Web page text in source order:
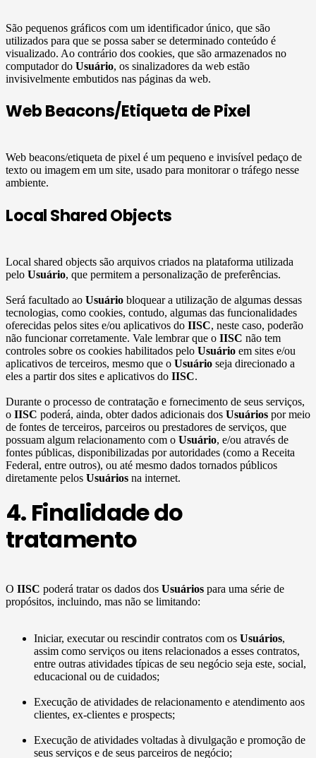
São pequenos gráficos com um identificador único, que são
utilizados para que se possa saber se determinado conteúdo é
visualizado. Ao contrário dos cookies, que são armazenados no
computador do Usuário, os sinalizadores da web estão
invisivelmente embutidos nas páginas da web.
Web Beacons/Etiqueta de Pixel
Web beacons/etiqueta de pixel é um pequeno e invisível pedaço de
texto ou imagem em um site, usado para monitorar o tráfego nesse
ambiente.
Local Shared Objects
Local shared objects são arquivos criados na plataforma utilizada
pelo Usuário, que permitem a personalização de preferências.
Será facultado ao Usuário bloquear a utilização de algumas dessas
tecnologias, como cookies, contudo, algumas das funcionalidades
oferecidas pelos sites e/ou aplicativos do IISC, neste caso, poderão
não funcionar corretamente. Vale lembrar que o IISC não tem
controles sobre os cookies habilitados pelo Usuário em sites e/ou
aplicativos de terceiros, mesmo que o Usuário seja direcionado a
eles a partir dos sites e aplicativos do IISC.
Durante o processo de contratação e fornecimento de seus serviços,
o IISC poderá, ainda, obter dados adicionais dos Usuários por meio
de fontes de terceiros, parceiros ou prestadores de serviços, que
possuam algum relacionamento com o Usuário, e/ou através de
fontes públicas, disponibilizadas por autoridades (como a Receita
Federal, entre outros), ou até mesmo dados tornados públicos
diretamente pelos Usuários na internet.
4. Finalidade do
tratamento
O IISC poderá tratar os dados dos Usuários para uma série de
propósitos, incluindo, mas não se limitando:
Iniciar, executar ou rescindir contratos com os Usuários,
assim como serviços ou itens relacionados a esses contratos,
entre outras atividades típicas de seu negócio seja este, social,
educacional ou de cuidados;
Execução de atividades de relacionamento e atendimento aos
clientes, ex-clientes e prospects;
Execução de atividades voltadas à divulgação e promoção de
seus serviços e de seus parceiros de negócio;